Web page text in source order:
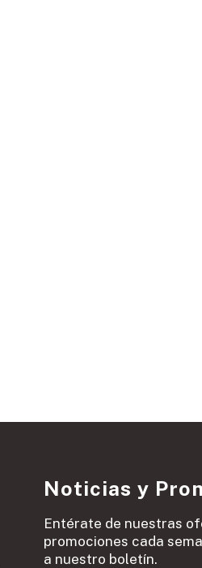
Noticias y
Entérate de nuestras
promociones cada
a nuestro boletín.